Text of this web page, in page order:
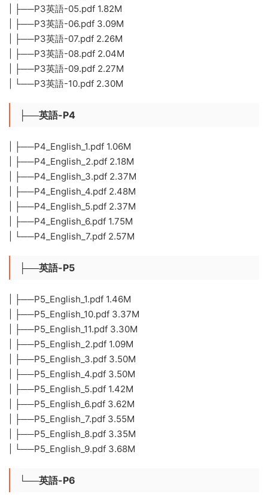
| ├──P3英語-05.pdf 1.82M
| ├──P3英語-06.pdf 3.09M
| ├──P3英語-07.pdf 2.26M
| ├──P3英語-08.pdf 2.04M
| ├──P3英語-09.pdf 2.27M
| └──P3英語-10.pdf 2.30M
├──英語-P4
| ├──P4_English_1.pdf 1.06M
| ├──P4_English_2.pdf 2.18M
| ├──P4_English_3.pdf 2.37M
| ├──P4_English_4.pdf 2.48M
| ├──P4_English_5.pdf 2.37M
| ├──P4_English_6.pdf 1.75M
| └──P4_English_7.pdf 2.57M
├──英語-P5
| ├──P5_English_1.pdf 1.46M
| ├──P5_English_10.pdf 3.37M
| ├──P5_English_11.pdf 3.30M
| ├──P5_English_2.pdf 1.09M
| ├──P5_English_3.pdf 3.50M
| ├──P5_English_4.pdf 3.50M
| ├──P5_English_5.pdf 1.42M
| ├──P5_English_6.pdf 3.62M
| ├──P5_English_7.pdf 3.55M
| ├──P5_English_8.pdf 3.35M
| └──P5_English_9.pdf 3.68M
└──英語-P6